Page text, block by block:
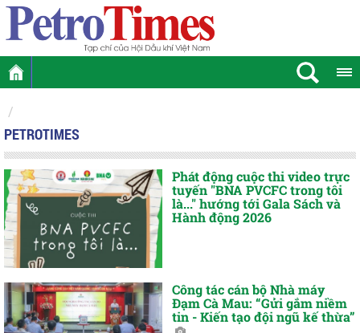
PETROTIMES
Phát động cuộc thi video trực
tuyến "BNA PVCFC trong tôi
là..." hướng tới Gala Sách và
Hành động 2026
Công tác cán bộ Nhà máy
Đạm Cà Mau: “Gửi gắm niềm
tin - Kiến tạo đội ngũ kế thừa”